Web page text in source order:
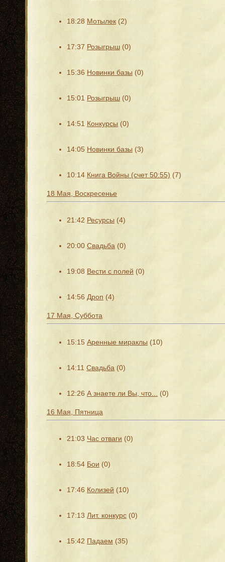
18:28 Мотылек (2)
17:37 Розыгрыш (0)
15:36 Новинки базы (0)
15:01 Розыгрыш (0)
14:51 Конкурсы (0)
14:05 Новинки базы (3)
10:14 Книга Войны (счет 50:55) (7)
18 Мая, Воскресенье
21:42 Ресурсы (4)
20:00 Свадьба (0)
19:08 Вести с полей (0)
14:56 Дроп (4)
17 Мая, Суббота
15:15 Аренные мираклы (10)
14:11 Свадьба (0)
12:26 А знаете ли Вы, что... (0)
16 Мая, Пятница
21:03 Час отваги (0)
18:54 Бои (0)
17:46 Колизей (10)
17:13 Лит. конкурс (0)
15:42 Падаем (35)